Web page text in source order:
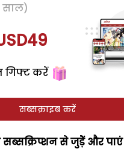
साल)
गिफ्ट करें
सब्सक्राइब करें
सब्सक्रिप्शन से जुड़ेें और पाएं